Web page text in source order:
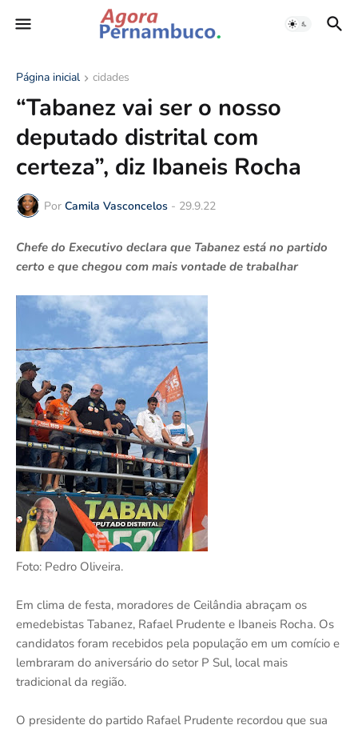
Página inicial cidades
“Tabanez vai ser o nosso
deputado distrital com
certeza”, diz Ibaneis Rocha
Por Camila Vasconcelos - 29.9.22
Chefe do Executivo declara que Tabanez está no partido
certo e que chegou com mais vontade de trabalhar
Foto: Pedro Oliveira.
Em clima de festa, moradores de Ceilândia abraçam os
emedebistas Tabanez, Rafael Prudente e Ibaneis Rocha. Os
candidatos foram recebidos pela população em um comício e
lembraram do aniversário do setor P Sul, local mais
tradicional da região.
O presidente do partido Rafael Prudente recordou que sua